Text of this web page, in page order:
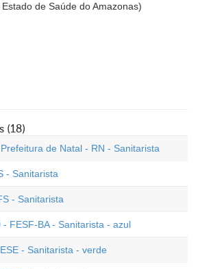
de Saúde do Amazonas)
(18)
de Natal - RN - Sanitarista
- Sanitarista
- Sanitarista
- FESF-BA - Sanitarista - azul
- Sanitarista - verde